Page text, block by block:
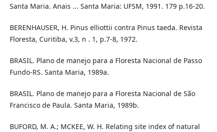
Santa Maria. Anais ... Santa Maria: UFSM, 1991. 179 p.16-20.
BERENHAUSER, H. Pinus elliottii contra Pinus taeda. Revista
Floresta, Curitiba, v.3, n . 1, p.7-8, 1972.
BRASIL. Plano de manejo para a Floresta Nacional de Passo
Fundo-RS. Santa Maria, 1989a.
BRASIL. Plano de manejo para a Floresta Nacional de São
Francisco de Paula. Santa Maria, 1989b.
BUFORD, M. A.; MCKEE, W. H. Relating site index of natural